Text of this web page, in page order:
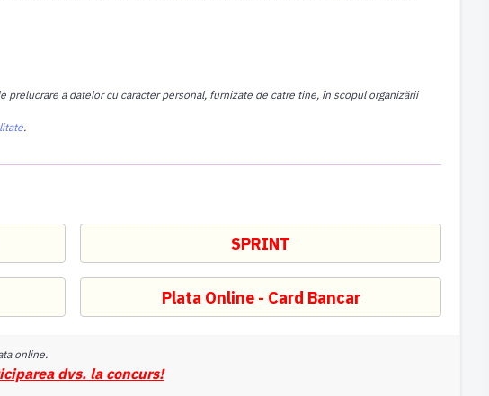
prelucrare a datelor cu caracter personal, furnizate de catre tine, în scopul organizării
.
online.
dvs. la concurs!